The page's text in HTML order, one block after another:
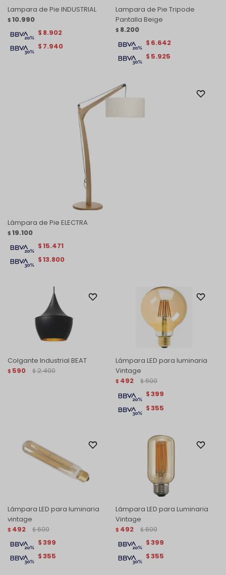
Lampara de Pie INDUSTRIAL
$ 10.990
$ 7.940
$ 8.902
Lampara de Pie Tripode
Pantalla Beige
$ 8.200
$ 5.925
$ 6.642
Lámpara de Pie ELECTRA
$ 19.100
$13.800
$15.471
Colgante Industrial BEAT
$ 590 $ 2.400
Lámpara LED para luminaria
Vintage
$ 492 $ 600
$355
$399
Lámpara LED para luminaria
vintage
$ 492 $ 600
$355
$399
Lámpara LED para Luminaria
Vintage
$ 492 $ 600
$355
$399